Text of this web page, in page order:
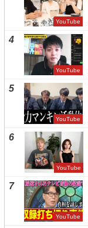
YouTube
4
YouTube
5
YouTube
6
YouTube
7
YouTube